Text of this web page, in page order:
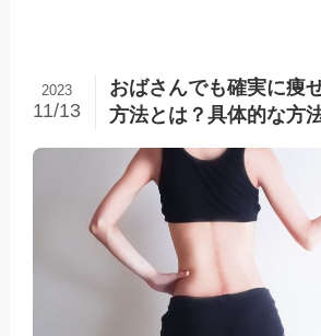
おばさんでも確実に痩
方法とは？具体的な方
2023
11/13